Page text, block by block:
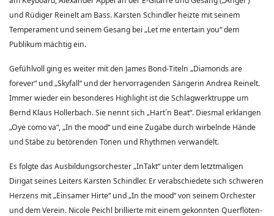
und Rüdiger Reinelt am Bass. Karsten Schindler heizte mit seinem
Temperament und seinem Gesang bei „Let me entertain you“ dem
Publikum mächtig ein.
Gefühlvoll ging es weiter mit den James Bond-Titeln „Diamonds are
forever“ und „Skyfall“ und der hervorragenden Sängerin Andrea Reinelt.
Immer wieder ein besonderes Highlight ist die Schlagwerktruppe um
Bernd Klaus Hollerbach. Sie nennt sich „Hart´n Beat“. Diesmal erklangen
„Oye como va“, „In the mood“ und eine Zugabe durch wirbelnde Hände
und Stäbe zu betörenden Tönen und Rhythmen verwandelt.
Es folgte das Ausbildungsorchester „InTakt“ unter dem letztmaligen
Dirigat seines Leiters Karsten Schindler. Er verabschiedete sich schweren
Herzens mit „Einsamer Hirte“ und „In the mood“ von seinem Orchester
und dem Verein. Nicole Peichl brillierte mit einem gekonnten Querflöten-